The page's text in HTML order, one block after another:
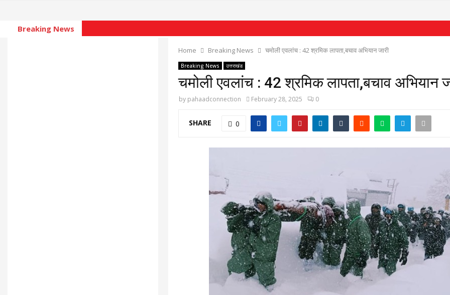
Breaking News
Home Breaking News चमोली एवलांच : 42 श्रमिक लापता,बचाव अभियान जारी
Breaking News उत्तराखंड
चमोली एवलांच : 42 श्रमिक लापता,बचाव अभियान
by pahaadconnection February 28, 2025 0
SHARE 0